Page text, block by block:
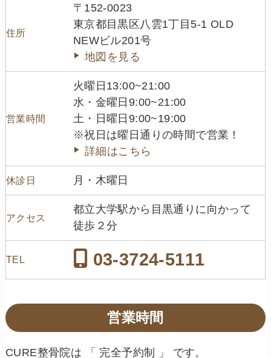
住所
〒152-0023
東京都目黒区八雲1丁目5-1 OLD
NEWビル201号
地図を見る
営業時間
火曜日13:00~21:00
水・金曜日9:00~21:00
土・日曜日9:00~19:00
※祝日は曜日通りの時間で営業！
詳細はこちら
休診日 月・木曜日
アクセス
都立大学駅から目黒通りに向かって
徒歩２分
TEL 03-3724-5111
営業時間
CURE整骨院は 「 完全予約制 」 です。